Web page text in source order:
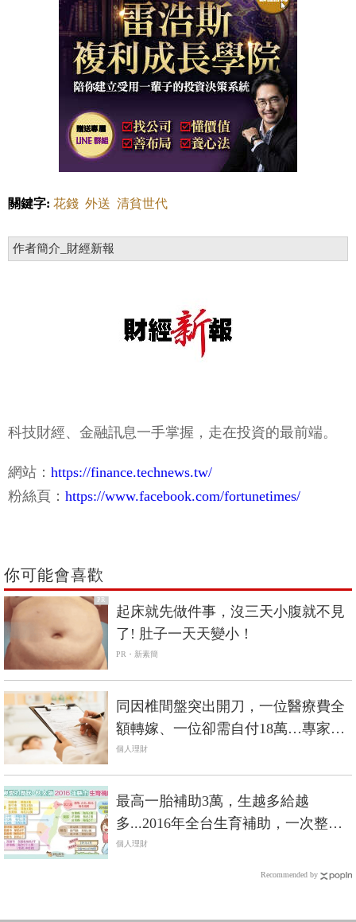
關鍵字: 花錢 外送 清貧世代
作者簡介_財經新報
科技財經、金融訊息一手掌握，走在投資的最前端。
網站： https://finance.technews.tw/
粉絲頁： https://www.facebook.com/fortunetimes/
你可能會喜歡
PR
起床就先做件事，沒三天小腹就不見
了! 肚子一天天變小！
PR・新素簡
同因椎間盤突出開刀，一位醫療費全
額轉嫁、一位卻需自付18萬…專家：
有買保險與買夠保險結果大不同
個人理財
最高一胎補助3萬，生越多給越
多...2016年全台生育補助，一次整理
好給你看！
個人理財
Recommended by